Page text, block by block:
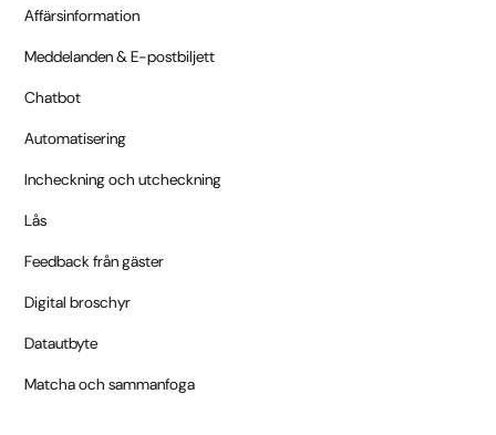
Affärsinformation
Meddelanden & E-postbiljett
Chatbot
Automatisering
Incheckning och utcheckning
Lås
Feedback från gäster
Digital broschyr
Datautbyte
Matcha och sammanfoga